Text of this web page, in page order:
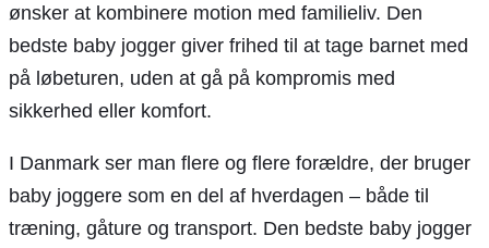
ønsker at kombinere motion med familieliv. Den
bedste baby jogger giver frihed til at tage barnet med
på løbeturen, uden at gå på kompromis med
sikkerhed eller komfort.
I Danmark ser man flere og flere forældre, der bruger
baby joggere som en del af hverdagen – både til
træning, gåture og transport. Den bedste baby jogger